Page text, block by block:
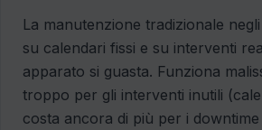
La manutenzione tradizionale
su calendari fissi e su interventi
apparato si guasta. Funziona
troppo per gli interventi inutili
costa ancora di più per i